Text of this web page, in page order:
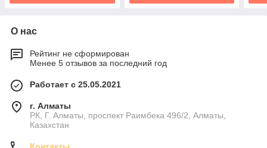
О нас
Рейтинг не сформирован
Менее 5 отзывов за последний год
Работает с 25.05.2021
г. Алматы
РК, Г. Алматы, проспект Раимбека 496/2, Алматы,
Казахстан